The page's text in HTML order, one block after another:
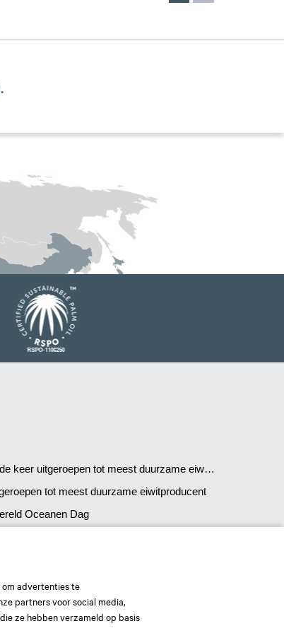
uitgeroepen tot meest duurzame eiwitproducent!
tot meest duurzame eiwitproducent
Oceanen Dag
om advertenties te
partners voor social media,
ze hebben verzameld op basis